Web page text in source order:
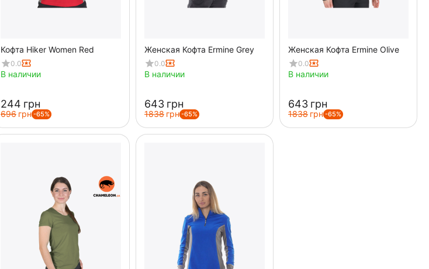
Кофта Hiker Women Red
0.0
В наличии
‍244‍ грн
‍696‍ грн -65%
Женская Кофта Ermine Grey
0.0
В наличии
‍643‍ грн
‍1838‍ грн -65%
Женская Кофта Ermine Olive
0.0
В наличии
‍643‍ грн
‍1838‍ грн -65%